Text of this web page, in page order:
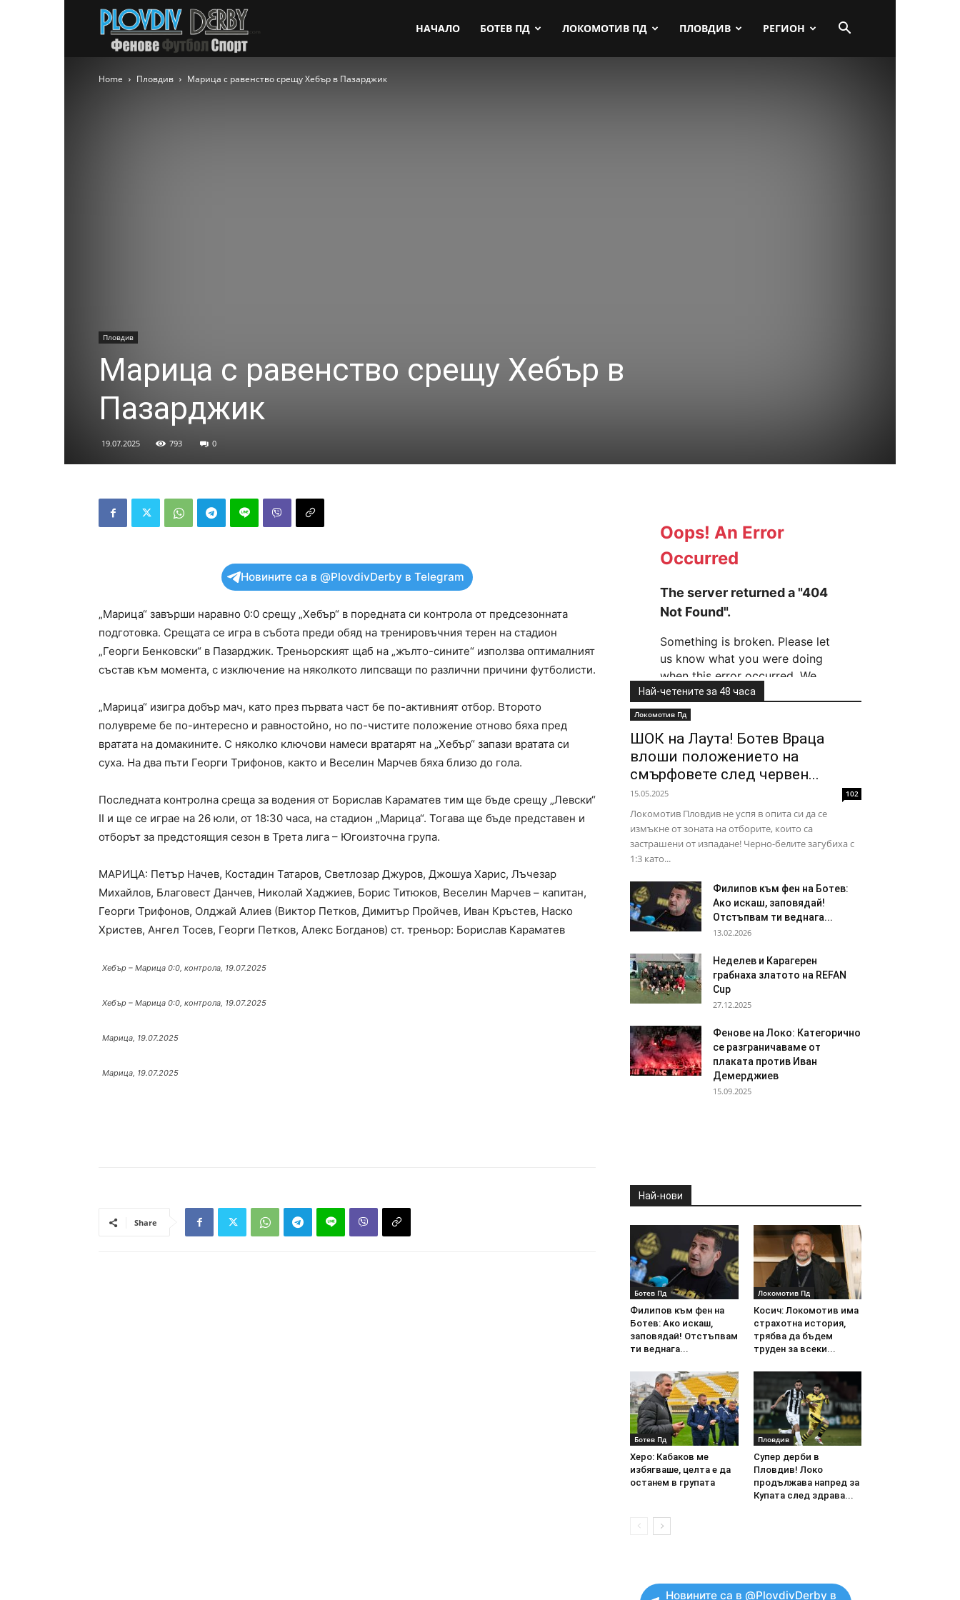
НАЧАЛО БОТЕВ ПД ЛОКОМОТИВ ПД ПЛОВДИВ РЕГИОН
Home Пловдив Марица с равенство срещу Хебър в Пазарджик
Пловдив
Марица с равенство срещу Хебър в
Пазарджик
19.07.2025 793 0
Новините са в @PlovdivDerby в Telegram
„Марица“ завърши наравно 0:0 срещу „Хебър“ в поредната си контрола от предсезонната
подготовка. Срещата се игра в събота преди обяд на тренировъчния терен на стадион
„Георги Бенковски“ в Пазарджик. Треньорският щаб на „жълто-сините“ използва оптималният
състав към момента, с изключение на няколкото липсващи по различни причини футболисти.
„Марица“ изигра добър мач, като през първата част бе по-активният отбор. Второто
полувреме бе по-интересно и равностойно, но по-чистите положение отново бяха пред
вратата на домакините. С няколко ключови намеси вратарят на „Хебър“ запази вратата си
суха. На два пъти Георги Трифонов, както и Веселин Марчев бяха близо до гола.
Последната контролна среща за водения от Борислав Караматев тим ще бъде срещу „Левски“
II и ще се играе на 26 юли, от 18:30 часа, на стадион „Марица“. Тогава ще бъде представен и
отборът за предстоящия сезон в Трета лига – Югоизточна група.
МАРИЦА: Петър Начев, Костадин Татаров, Светлозар Джуров, Джошуа Харис, Лъчезар
Михайлов, Благовест Данчев, Николай Хаджиев, Борис Титюков, Веселин Марчев – капитан,
Георги Трифонов, Олджай Алиев (Виктор Петков, Димитър Пройчев, Иван Кръстев, Наско
Христев, Ангел Тосев, Георги Петков, Алекс Богданов) ст. треньор: Борислав Караматев
Хебър – Марица 0:0, контрола, 19.07.2025
Хебър – Марица 0:0, контрола, 19.07.2025
Марица, 19.07.2025
Марица, 19.07.2025
Share
Най-четените за 48 часа
Локомотив Пд
ШОК на Лаута! Ботев Враца
влоши положението на
смърфовете след червен...
15.05.2025 102
Локомотив Пловдив не успя в опита си да се
измъкне от зоната на отборите, които са
застрашени от изпадане! Черно-белите загубиха с
1:3 като...
Филипов към фен на Ботев:
Ако искаш, заповядай!
Отстъпвам ти веднага...
13.02.2026
Неделев и Карагерен
грабнаха златото на REFAN
Cup
27.12.2025
Фенове на Локо: Категорично
се разграничаваме от
плаката против Иван
Демерджиев
15.09.2025
Най-нови
Ботев Пд
Филипов към фен на
Ботев: Ако искаш,
заповядай! Отстъпвам
ти веднага...
Локомотив Пд
Косич: Локомотив има
страхотна история,
трябва да бъдем
труден за всеки...
Ботев Пд
Херо: Кабаков ме
избягваше, целта е да
останем в групата
Пловдив
Супер дерби в
Пловдив! Локо
продължава напред за
Купата след здрава...
Новините са в @PlovdivDerby в